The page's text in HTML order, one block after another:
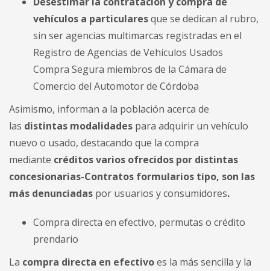
vehículos a particularesque se dedican al rubro,
sin ser agencias multimarcas registradas en el
Registro de Agencias de Vehículos Usados
Compra Segura miembros de la Cámara de
Comercio del Automotor de Córdoba
Asimismo, informan a la población acerca de
las distintas modalidades para adquirir un vehículo
nuevo o usado, destacando que la compra
mediante créditos varios ofrecidos por distintas
concesionarias-Contratos formularios tipo, son las
más denunciadas por usuarios y consumidores.
Compra directa en efectivo, permutas o crédito
prendario
La compra directa en efectivoes la más sencilla y la